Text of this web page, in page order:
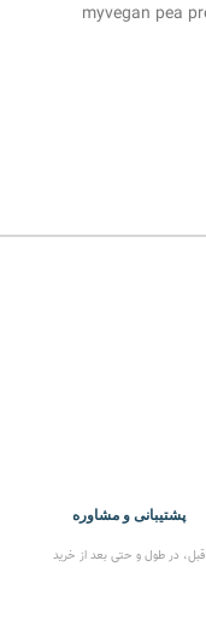
پشتیبانی و مشاوره
قبل، در طول و حتی بعد از خرید